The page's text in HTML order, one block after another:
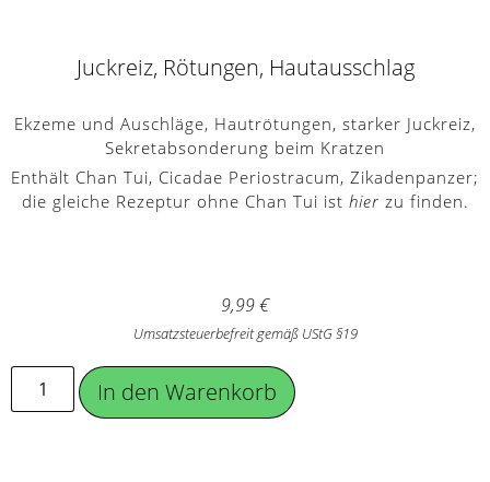
Juckreiz, Rötungen, Hautausschlag
Ekzeme und Auschläge, Hautrötungen, starker Juckreiz,
Sekretabsonderung beim Kratzen
Enthält Chan Tui, Cicadae Periostracum, Zikadenpanzer;
die gleiche Rezeptur ohne Chan Tui ist hier zu finden.
9,99€
Umsatzsteuerbefreit gemäß UStG §19
In den Warenkorb